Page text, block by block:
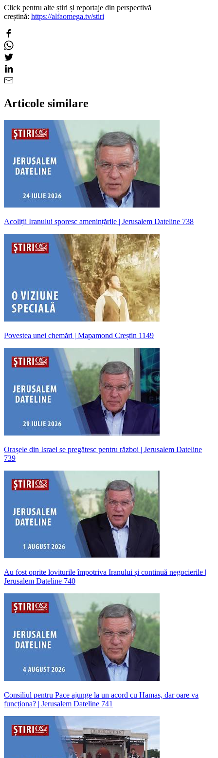
Click pentru alte știri și reportaje din perspectivă
creștină: https://alfaomega.tv/stiri
Articole similare
Acoliții Iranului sporesc amenințările | Jerusalem Dateline 738
Povestea unei chemări | Mapamond Creștin 1149
Orașele din Israel se pregătesc pentru război | Jerusalem Dateline
739
Au fost oprite loviturile împotriva Iranului și continuă negocierile |
Jerusalem Dateline 740
Consiliul pentru Pace ajunge la un acord cu Hamas, dar oare va
funcționa? | Jerusalem Dateline 741